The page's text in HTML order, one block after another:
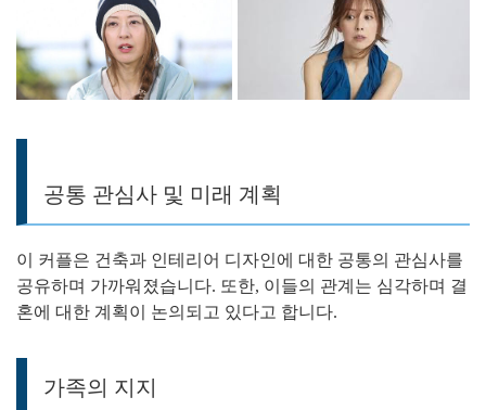
공통 관심사 및 미래 계획
이 커플은 건축과 인테리어 디자인에 대한 공통의 관심사를
공유하며 가까워졌습니다. 또한, 이들의 관계는 심각하며 결
혼에 대한 계획이 논의되고 있다고 합니다.
가족의 지지